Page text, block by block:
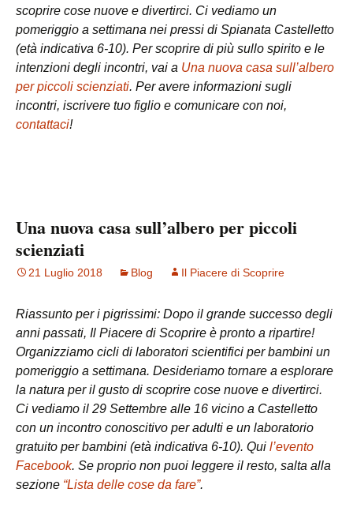
scoprire cose nuove e divertirci. Ci vediamo un
pomeriggio a settimana nei pressi di Spianata Castelletto
(età indicativa 6-10). Per scoprire di più sullo spirito e le
intenzioni degli incontri, vai a Una nuova casa sull’albero
per piccoli scienziati. Per avere informazioni sugli
incontri, iscrivere tuo figlio e comunicare con noi,
contattaci!
Una nuova casa sull’albero per piccoli
scienziati
21 Luglio 2018 Blog Il Piacere di Scoprire
Riassunto per i pigrissimi: Dopo il grande successo degli
anni passati, Il Piacere di Scoprire è pronto a ripartire!
Organizziamo cicli di laboratori scientifici per bambini un
pomeriggio a settimana. Desideriamo tornare a esplorare
la natura per il gusto di scoprire cose nuove e divertirci.
Ci vediamo il 29 Settembre alle 16 vicino a Castelletto
con un incontro conoscitivo per adulti e un laboratorio
gratuito per bambini (età indicativa 6-10). Qui l’evento
Facebook. Se proprio non puoi leggere il resto, salta alla
sezione “Lista delle cose da fare”.